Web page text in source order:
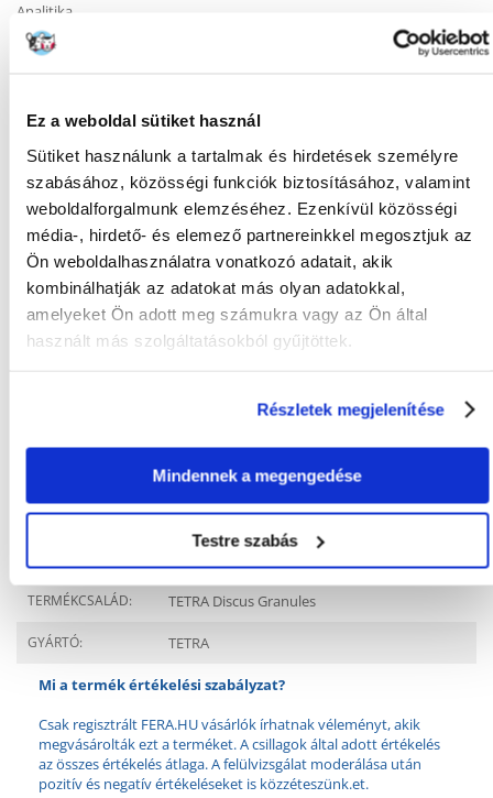
Ez a weboldal sütiket használ
Sütiket használunk a tartalmak és hirdetések személyre
szabásához, közösségi funkciók biztosításához, valamint
weboldalforgalmunk elemzéséhez. Ezenkívül közösségi
média-, hirdető- és elemező partnereinkkel megosztjuk az
Ön weboldalhasználatra vonatkozó adatait, akik
kombinálhatják az adatokat más olyan adatokkal,
amelyeket Ön adott meg számukra vagy az Ön által
használt más szolgáltatásokból gyűjtöttek.
Részletek megjelenítése
Mindennek a megengedése
Testre szabás
Analitika
Nyersfehérje 47,5%, nyerszsír 6,5%, nyersrost 2,0%,
nedvességtartalom 6,0%.
Vitaminok: D3-vitamin 1860 NE/kg. Nyomelemek: mangán
(mangán(II)-szulfát-monohidrát) 67 mg/kg, cink (cink-szulfát-
monohidrát) 40 mg/kg, vas (vas(II)-szulfát-monohidrát) 26 mg/kg.
KÉRDEZZ TŐLÜNK!
Gyakori Kérdések (GYIK)
FAJTA: Granulátum
TERMÉKCSALÁD: TETRA Discus Granules
GYÁRTÓ: TETRA
Mi a termék értékelési szabályzat?
Csak regisztrált FERA.HU vásárlók írhatnak véleményt, akik
megvásárolták ezt a terméket. A csillagok által adott értékelés
az összes értékelés átlaga. A felülvizsgálat moderálása után
pozitív és negatív értékeléseket is közzéteszünk.et.